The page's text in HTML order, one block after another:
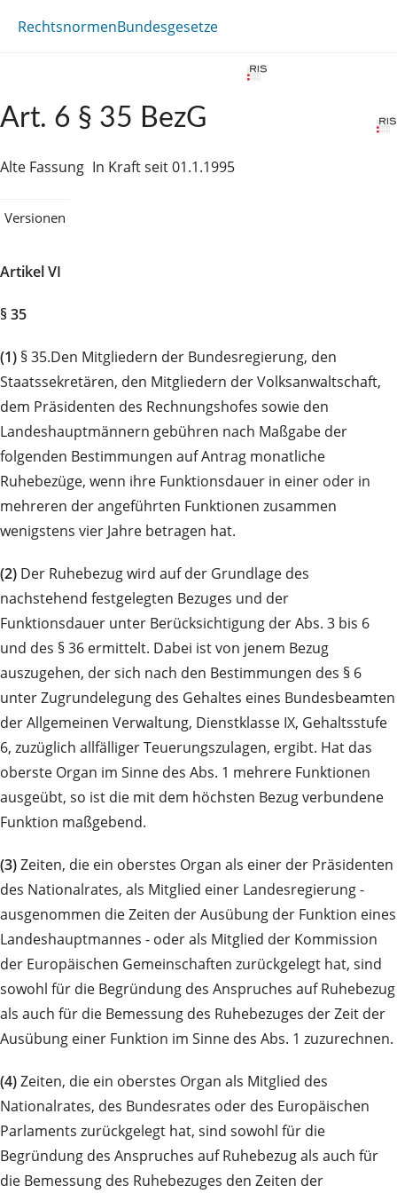
RechtsnormenBundesgesetze
Art. 6 § 35 BezG
Alte Fassung In Kraft seit 01.1.1995
Versionen
Artikel VI
§ 35
(1) § 35.Den Mitgliedern der Bundesregierung, den
Staatssekretären, den Mitgliedern der Volksanwaltschaft,
dem Präsidenten des Rechnungshofes sowie den
Landeshauptmännern gebühren nach Maßgabe der
folgenden Bestimmungen auf Antrag monatliche
Ruhebezüge, wenn ihre Funktionsdauer in einer oder in
mehreren der angeführten Funktionen zusammen
wenigstens vier Jahre betragen hat.
(2) Der Ruhebezug wird auf der Grundlage des
nachstehend festgelegten Bezuges und der
Funktionsdauer unter Berücksichtigung der Abs. 3 bis 6
und des § 36 ermittelt. Dabei ist von jenem Bezug
auszugehen, der sich nach den Bestimmungen des § 6
unter Zugrundelegung des Gehaltes eines Bundesbeamten
der Allgemeinen Verwaltung, Dienstklasse IX, Gehaltsstufe
6, zuzüglich allfälliger Teuerungszulagen, ergibt. Hat das
oberste Organ im Sinne des Abs. 1 mehrere Funktionen
ausgeübt, so ist die mit dem höchsten Bezug verbundene
Funktion maßgebend.
(3)Zeiten, die ein oberstes Organ als einer der Präsidenten
des Nationalrates, als Mitglied einer Landesregierung -
ausgenommen die Zeiten der Ausübung der Funktion eines
Landeshauptmannes - oder als Mitglied der Kommission
der Europäischen Gemeinschaften zurückgelegt hat, sind
sowohl für die Begründung des Anspruches auf Ruhebezug
als auch für die Bemessung des Ruhebezuges der Zeit der
Ausübung einer Funktion im Sinne des Abs. 1 zuzurechnen.
(4)Zeiten, die ein oberstes Organ als Mitglied des
Nationalrates, des Bundesrates oder des Europäischen
Parlaments zurückgelegt hat, sind sowohl für die
Begründung des Anspruches auf Ruhebezug als auch für
die Bemessung des Ruhebezuges den Zeiten der